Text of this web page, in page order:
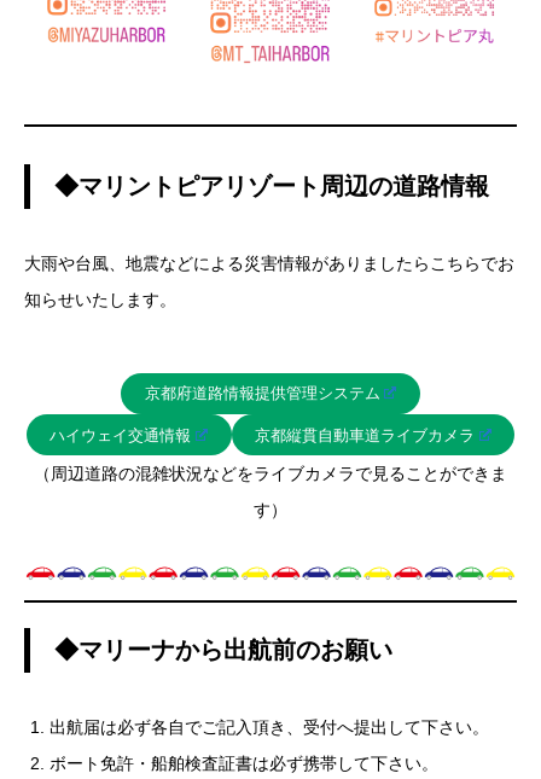
◆マリントピアリゾート周辺の道路情報
大雨や台風、地震などによる災害情報がありましたらこちらでお
知らせいたします。
京都府道路情報提供管理システム
ハイウェイ交通情報 京都縦貫自動車道ライブカメラ
（周辺道路の混雑状況などをライブカメラで見ることができま
す）
◆マリーナから出航前のお願い
出航届は必ず各自でご記入頂き、受付へ提出して下さい。
ボート免許・船舶検査証書は必ず携帯して下さい。